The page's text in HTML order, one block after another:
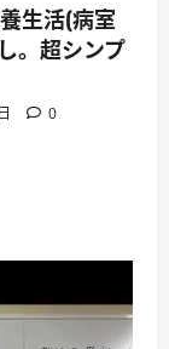
生活(病室
。超シンプ
0